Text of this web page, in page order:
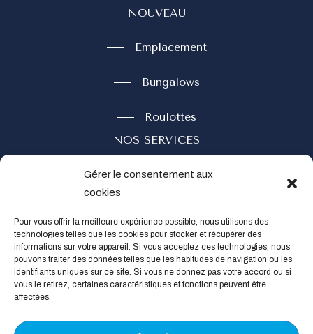
Gérer le consentement aux
cookies
Pour vous offrir la meilleure expérience possible, nous utilisons des
technologies telles que les cookies pour stocker et récupérer des
informations sur votre appareil. Si vous acceptez ces technologies, nous
pouvons traiter des données telles que les habitudes de navigation ou les
identifiants uniques sur ce site. Si vous ne donnez pas votre accord ou si
vous le retirez, certaines caractéristiques et fonctions peuvent être
affectées.
NOUVEAU
Emplacement
Bungalows
Roulottes
NOS SERVICES
Restaurant
Contact
Social